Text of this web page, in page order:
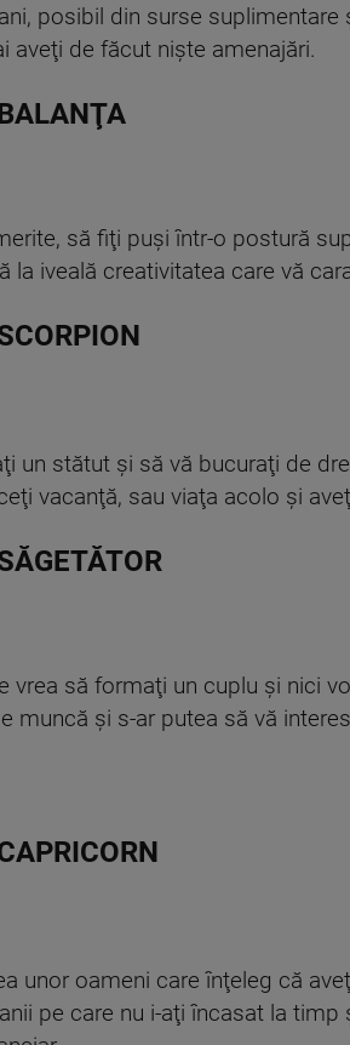
posibil din surse
aveţi de făcut nişte amenajări.
să fiţi puşi într-o postură
iveală creativitatea care vă
un stătut şi să vă bucuraţi de
vacanţă, sau viaţa acolo şi
vrea să formaţi un cuplu şi nici
muncă şi s-ar putea să vă
unor oameni care înţeleg că
pe care nu i-aţi încasat la